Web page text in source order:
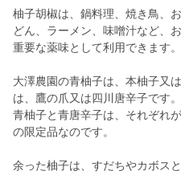
柚子胡椒は、鍋料理、焼き鳥、
どん、ラーメン、味噌汁など、
重要な薬味として利用できます。
大澤農園の青柚子は、本柚子又
は、鷹の爪又は四川唐辛子です。
青柚子と青唐辛子は、それぞれ
の限定品なのです。
余った柚子は、すだちやカボス